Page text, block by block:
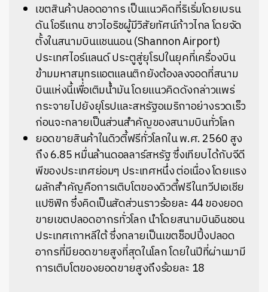
เขตสินค้าปลอดอากร เป็นแนวคิดที่ริเริ่มโดยเบรน
ดัน โอรีแกน ชาวไอริชผู้มีวิสัยทัศน์ก้าวไกล โดยจัด
ตั้งในสนามบินแชนนอน (Shannon Airport)
ประเทศไอร์แลนด์ ประตูสู่ยุโรปในยุคที่เครื่องบิน
ข้ามมหาสมุทรแอตแลนติกยังต้องลงจอดที่สนาม
บินแห่งนี้เพื่อเติมน้ำมัน โดยแนวคิดดังกล่าวแพร่
กระจายไปยังยุโรปและสหรัฐอเมริกาอย่างรวดเร็ว
ก่อนจะกลายเป็นส่วนสำคัญของสนามบินทั่วโลก
ยอดขายสินค้าในดิวตี้ฟรีทั่วโลกใน พ.ศ. 2560 สูง
ถึง 6.85 หมื่นล้านดอลลาร์สหรัฐ ซึ่งเทียบได้กับจีดี
พีของประเทศย่อมๆ ประเทศหนึ่ง ต่อเนื่อง โดยแรง
ผลักสำคัญคือการเติบโตของดิวตี้ฟรีในทวีปเอเชีย
แปซิฟิก ซึ่งคิดเป็นสัดส่วนราวร้อยละ 44 ของยอด
ขายเขตปลอดอากรทั่วโลก นำโดยสนามบินอินชอน
ประเทศเกาหลีใต้ ซึ่งกลายเป็นเขตช็อปปิ้งปลอด
อากรที่มียอดขายสูงที่สุดในโลก โดยในปีที่ผ่านมามี
การเติบโตของยอดขายสูงถึงร้อยละ 18